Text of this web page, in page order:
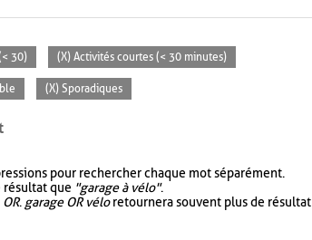
30) (X) Activités courtes (< 30 minutes)
(X) Sporadiques
pour rechercher chaque mot séparément.
que "garage à vélo".
OR. garage OR véloretournera souvent plus de résultat